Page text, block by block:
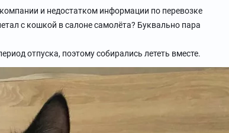
и недостатком информации по перевозке
с кошкой в салоне самолёта? Буквально пара
отпуска, поэтому собирались лететь вместе.